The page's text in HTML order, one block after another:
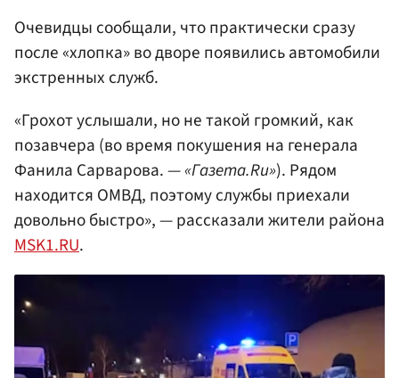
Очевидцы сообщали, что практически сразу
после «хлопка» во дворе появились автомобили
экстренных служб.
«Грохот услышали, но не такой громкий, как
позавчера (во время покушения на генерала
Фанила Сарварова. —«Газета.Ru»). Рядом
находится ОМВД, поэтому службы приехали
довольно быстро», — рассказали жители района
MSK1.RU.